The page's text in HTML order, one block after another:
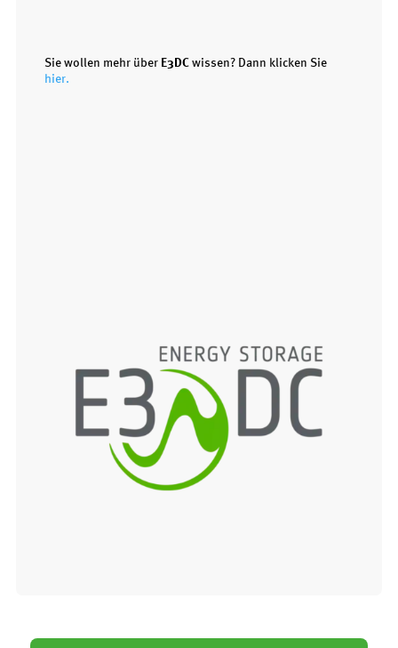
Sie wollen mehr über E3DCwissen? Dann klicken Sie
hier.